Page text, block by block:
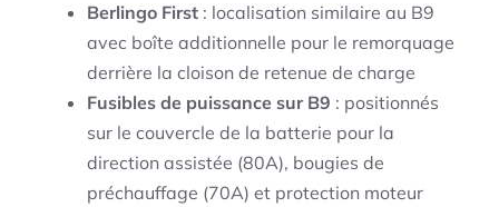
Berlingo First : localisation similaire au B9
avec boîte additionnelle pour le remorquage
derrière la cloison de retenue de charge
Fusibles de puissance sur B9 : positionnés
sur le couvercle de la batterie pour la
direction assistée (80A), bougies de
préchauffage (70A) et protection moteur